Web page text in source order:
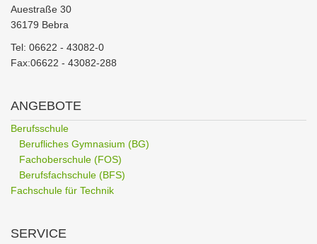
Auestraße 30
36179 Bebra
Tel: 06622 - 43082-0
Fax:06622 - 43082-288
ANGEBOTE
Berufsschule
Berufliches Gymnasium (BG)
Fachoberschule (FOS)
Berufsfachschule (BFS)
Fachschule für Technik
SERVICE